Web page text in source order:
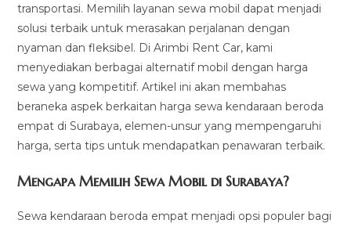
transportasi. Memilih layanan sewa mobil dapat menjadi
solusi terbaik untuk merasakan perjalanan dengan
nyaman dan fleksibel. Di Arimbi Rent Car, kami
menyediakan berbagai alternatif mobil dengan harga
sewa yang kompetitif. Artikel ini akan membahas
beraneka aspek berkaitan harga sewa kendaraan beroda
empat di Surabaya, elemen-unsur yang mempengaruhi
harga, serta tips untuk mendapatkan penawaran terbaik.
Mengapa Memilih Sewa Mobil di Surabaya?
Sewa kendaraan beroda empat menjadi opsi populer bagi